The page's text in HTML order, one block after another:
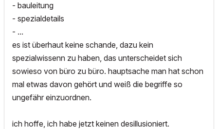
- bauleitung
- spezialdetails
- ...
es ist überhaut keine schande, dazu kein
spezialwissenn zu haben, das unterscheidet sich
sowieso von büro zu büro. hauptsache man hat schon
mal etwas davon gehört und weiß die begriffe so
ungefähr einzuordnen.
ich hoffe, ich habe jetzt keinen desillusioniert.